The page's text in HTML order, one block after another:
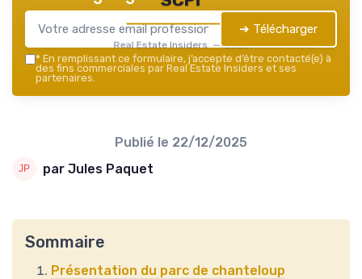
Real Estate Insiders — 2026
➔ Télécharger
* En remplissant ce formulaire, j’accepte d’être contacté(e) à
des fins commerciales par Real Estate Insiders et ses
partenaires.
Publié le 22/12/2025
par Jules Paquet
Sommaire
Présentation du parc de chanteloup